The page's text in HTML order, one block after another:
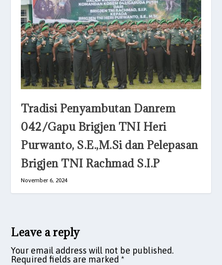
Tradisi Penyambutan Danrem
042/Gapu Brigjen TNI Heri
Purwanto, S.E.,M.Si dan Pelepasan
Brigjen TNI Rachmad S.I.P
November 6, 2024
Leave a reply
Your email address will not be published.
Required fields are marked *